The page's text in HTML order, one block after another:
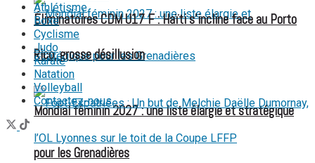
Mondial féminin 2027 : une liste élargie et stratégique
pour les Grenadières
Éliminatoires CDM U17 F : Haïti s’incline face au Porto
Rico, grosse désillusion
Athlétisme
Boxe
Cyclisme
Judo
Karaté
Natation
Volleyball
Contactez-nous